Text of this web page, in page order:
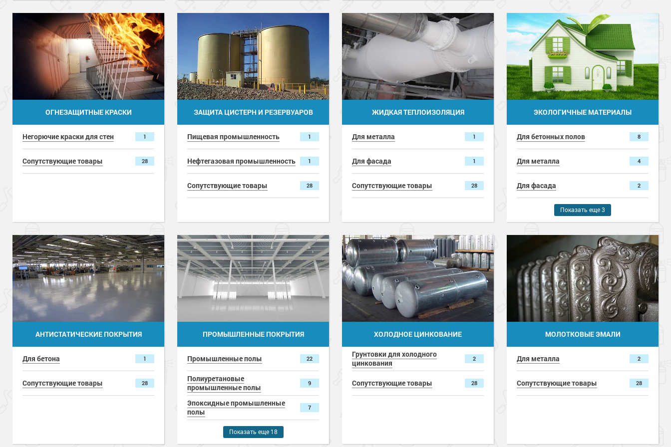
ОГНЕЗАЩИТНЫЕ КРАСКИ
Негорючие краски для стен 1
Сопутствующие товары 28
ЗАЩИТА ЦИСТЕРН И РЕЗЕРВУАРОВ
Пищевая промышленность 1
Нефтегазовая промышленность 1
Сопутствующие товары 28
ЖИДКАЯ ТЕПЛОИЗОЛЯЦИЯ
Для металла 1
Для фасада 1
Сопутствующие товары 28
ЭКОЛОГИЧНЫЕ МАТЕРИАЛЫ
Для бетонных полов 8
Для металла 4
Для фасада 2
Для интерьеров 2
Сопутствующие товары 28
Показать еще 3
АНТИСТАТИЧЕСКИЕ ПОКРЫТИЯ
Для бетона 1
Сопутствующие товары 28
ПРОМЫШЛЕННЫЕ ПОКРЫТИЯ
Промышленные полы 22
Полиуретановые
промышленные полы
9
Эпоксидные промышленные
полы
7
Краски для промышленных
Показать еще 18
ХОЛОДНОЕ ЦИНКОВАНИЕ
Грунтовки для холодного
цинкования
2
Сопутствующие товары 28
МОЛОТКОВЫЕ ЭМАЛИ
Для металла 2
Сопутствующие товары 28